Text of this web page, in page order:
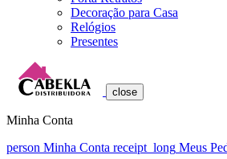
Decoração para Casa
Relógios
Presentes
close
Minha Conta
person Minha Conta receipt_long Meus